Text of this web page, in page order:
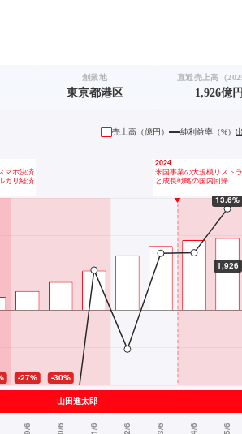
創業地
東京都港区
直近売上高（
1,926億
売上高（億円） 純利益率（%）